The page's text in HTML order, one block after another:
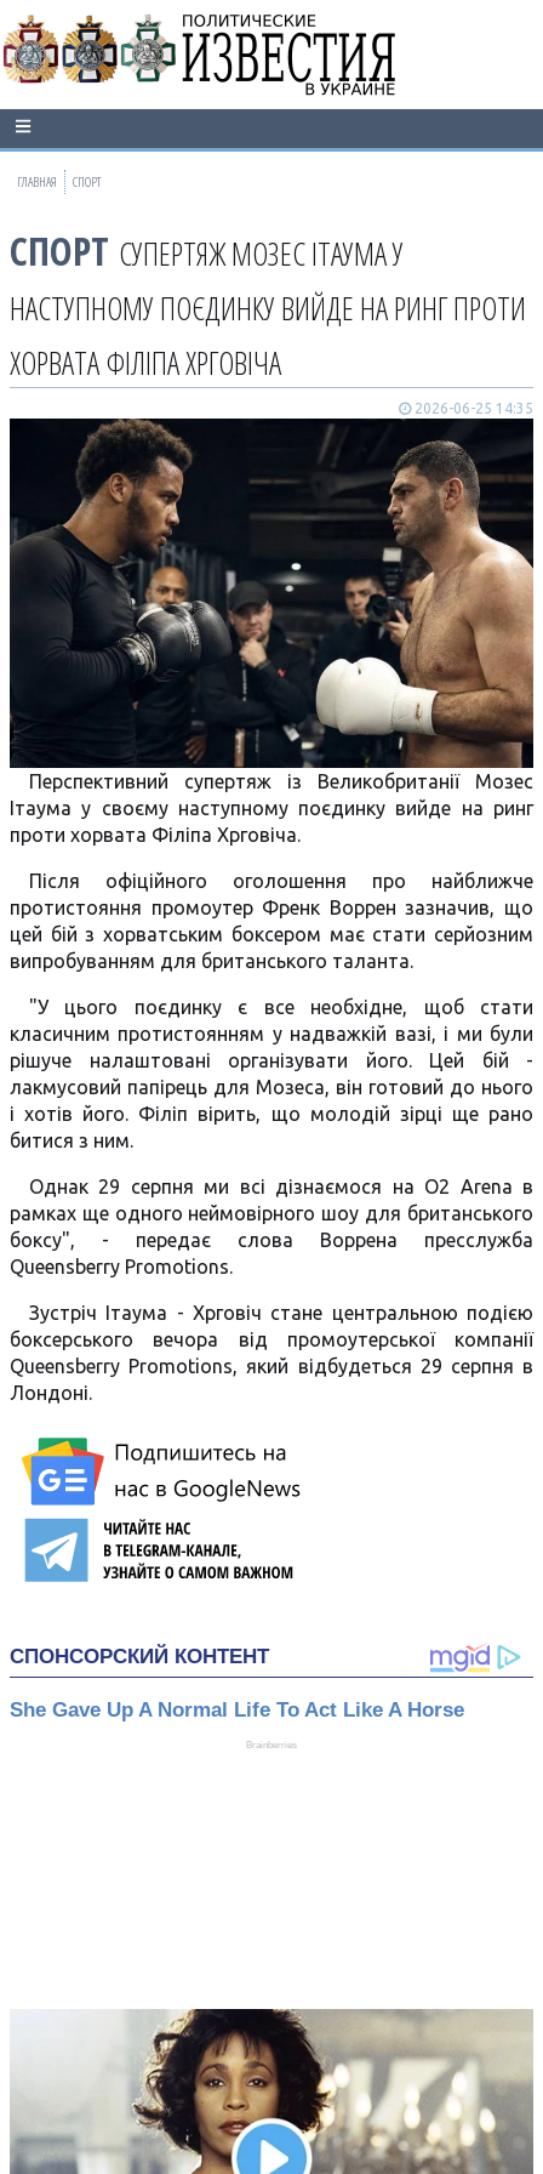
ГЛАВНАЯ СПОРТ
СПОРТ СУПЕРТЯЖ МОЗЕС ІТАУМА У
НАСТУПНОМУ ПОЄДИНКУ ВИЙДЕ НА РИНГ ПРОТИ
ХОРВАТА ФІЛІПА ХРГОВІЧА
2026-06-25 14:35
Перспективний супертяж із Великобританії Мозес
Ітаума у своєму наступному поєдинку вийде на ринг
проти хорвата Філіпа Хрговіча.
Після офіційного оголошення про найближче
протистояння промоутер Френк Воррен зазначив, що
цей бій з хорватським боксером має стати серйозним
випробуванням для британського таланта.
"У цього поєдинку є все необхідне, щоб стати
класичним протистоянням у надважкій вазі, і ми були
рішуче налаштовані організувати його. Цей бій -
лакмусовий папірець для Мозеса, він готовий до нього
і хотів його. Філіп вірить, що молодій зірці ще рано
битися з ним.
Однак 29 серпня ми всі дізнаємося на O2 Arena в
рамках ще одного неймовірного шоу для британського
боксу", - передає слова Воррена пресслужба
Queensberry Promotions.
Зустріч Ітаума - Хрговіч стане центральною подією
боксерського вечора від промоутерської компанії
Queensberry Promotions, який відбудеться 29 серпня в
Лондоні.